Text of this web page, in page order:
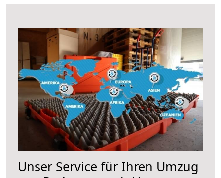
Unser Service für Ihren Umzug